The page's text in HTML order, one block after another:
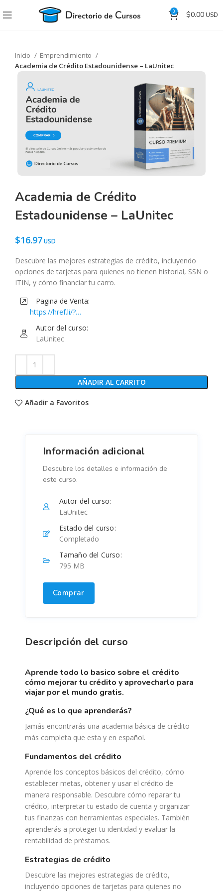
0 $0.00
Inicio
Emprendimiento
Academia de Crédito Estadounidense – LaUnitec
Academia de Crédito
Estadounidense – LaUnitec
$16.97
Descubre las mejores estrategias de crédito, incluyendo
opciones de tarjetas para quienes no tienen historial, SSN o
ITIN, y cómo financiar tu carro.
Pagina de Venta:
https://href.li/?
https://www.musihacks.com/offers/Xqvv5Thv/checkout
Autor del curso:
LaUnitec
AÑADIR AL CARRITO
Añadir a Favoritos
Descripción del curso
aprende todo lo basico sobre el crédito
cómo mejorar tu crédito y aprovecharlo para
viajar por el mundo gratis.
¿qué es lo que aprenderás?
Jamás encontrarás una academia básica de crédito
más completa que esta y en español.
fundamentos del crédito
Aprende los conceptos básicos del crédito, cómo
establecer metas, obtener y usar el crédito de
manera responsable. Descubre cómo reparar tu
crédito, interpretar tu estado de cuenta y organizar
tus finanzas con herramientas especiales. También
aprenderás a proteger tu identidad y evaluar la
rentabilidad de préstamos.
estrategias de crédito
Descubre las mejores estrategias de crédito,
incluyendo opciones de tarjetas para quienes no
Información adicional
Descubre los detalles e información de
este curso.
Autor del curso:
LaUnitec
Estado del curso:
Completado
Tamaño del Curso:
795 MB
Comprar